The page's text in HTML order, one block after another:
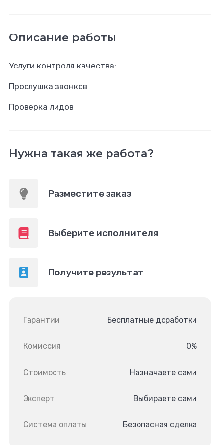
Описание работы
Услуги контроля качества:
Прослушка звонков
Проверка лидов
Нужна такая же работа?
Разместите заказ
Выберите исполнителя
Получите результат
Гарантии Бесплатные доработки
Комиссия 0%
Стоимость Назначаете сами
Эксперт Выбираете сами
Система оплаты Безопасная сделка